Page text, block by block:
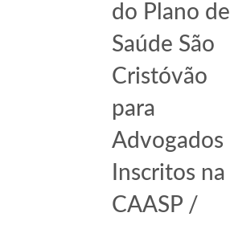
do Plano de
Saúde São
Cristóvão
para
Advogados
Inscritos na
CAASP /